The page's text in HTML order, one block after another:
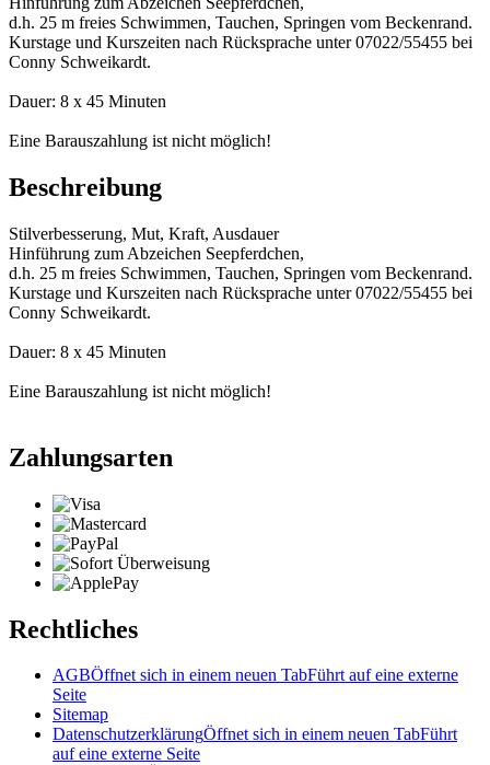
d.h. 25 m freies Schwimmen, Tauchen, Springen vom Beckenrand.
Kurstage und Kurszeiten nach Rücksprache unter 07022/55455 bei
Conny Schweikardt.
Dauer: 8 x 45 Minuten
Eine Barauszahlung ist nicht möglich!
Beschreibung
Stilverbesserung, Mut, Kraft, Ausdauer
Hinführung zum Abzeichen Seepferdchen,
d.h. 25 m freies Schwimmen, Tauchen, Springen vom Beckenrand.
Kurstage und Kurszeiten nach Rücksprache unter 07022/55455 bei
Conny Schweikardt.
Dauer: 8 x 45 Minuten
Eine Barauszahlung ist nicht möglich!
Zahlungsarten
Rechtliches
AGBÖffnet sich in einem neuen TabFührt auf eine externe
Seite
Sitemap
DatenschutzerklärungÖffnet sich in einem neuen TabFührt
auf eine externe Seite